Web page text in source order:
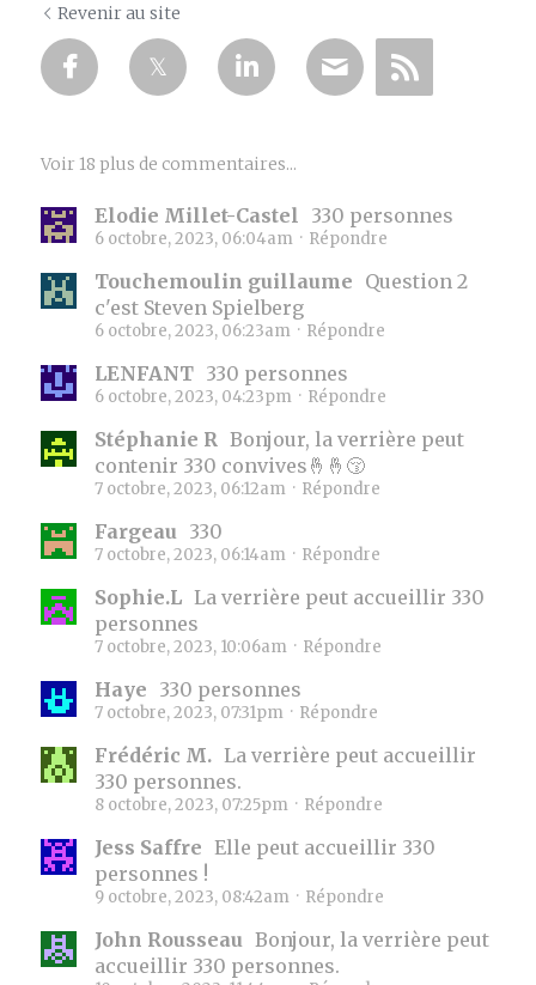
Revenir au site
Voir 18 plus de commentaires...
Elodie Millet-Castel 330 personnes
6 octobre, 2023, 06:04am · Répondre
Touchemoulin guillaume Question 2
c'est Steven Spielberg
6 octobre, 2023, 06:23am · Répondre
LENFANT 330 personnes
6 octobre, 2023, 04:23pm · Répondre
Stéphanie R Bonjour, la verrière peut
contenir 330 convives🤞🤞😚
7 octobre, 2023, 06:12am · Répondre
Fargeau 330
7 octobre, 2023, 06:14am · Répondre
Sophie.L La verrière peut accueillir 330
personnes
7 octobre, 2023, 10:06am · Répondre
Haye 330 personnes
7 octobre, 2023, 07:31pm · Répondre
Frédéric M. La verrière peut accueillir
330 personnes.
8 octobre, 2023, 07:25pm · Répondre
Jess Saffre Elle peut accueillir 330
personnes !
9 octobre, 2023, 08:42am · Répondre
John Rousseau Bonjour, la verrière peut
accueillir 330 personnes.